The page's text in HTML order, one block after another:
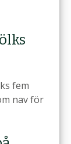
fem
nav för